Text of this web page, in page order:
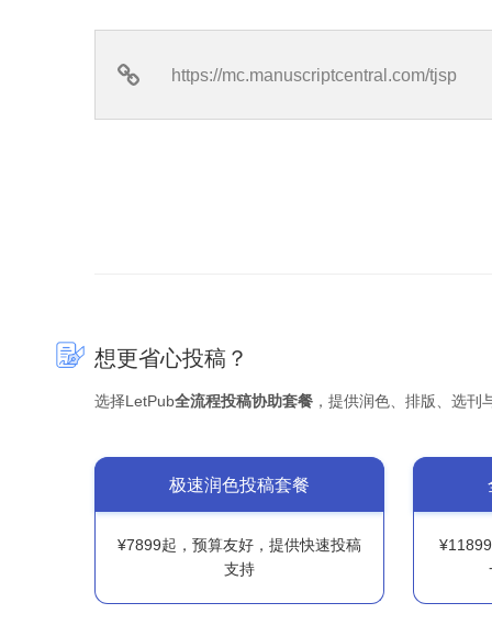
https://mc.manuscriptcentral.com/tjsp
想更省心投稿？
选择LetPub全流程投稿协助套餐 ，提供润色、排版、选
极速润色投稿套餐
¥7899起，预算友好，提供快速投稿
支持